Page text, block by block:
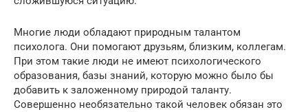
Многие люди обладают природным талантом
психолога. Они помогают друзьям, близким, коллегам.
При этом такие люди не имеют психологического
образования, базы знаний, которую можно было бы
добавить к заложенному природой таланту.
Совершенно необязательно такой человек обязан это